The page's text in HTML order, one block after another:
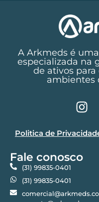
A Arkmeds é
especializada na
de ativos
ambientes
Politica de
Fale conosco
(31) 99835-0401
(31) 99835-0401